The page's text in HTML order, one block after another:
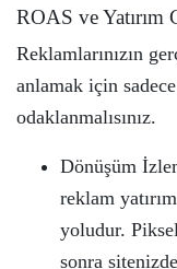
ROAS ve Yatırım
Reklamlarınızın
anlamak için
odaklanmalısınız.
Dönüşüm
reklam
yoludur.
sonra